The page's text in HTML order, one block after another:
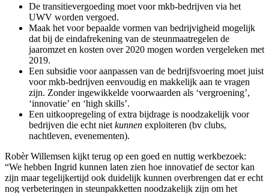
De transitievergoeding moet voor mkb-bedrijven via het
UWV worden vergoed.
Maak het voor bepaalde vormen van bedrijvigheid mogelijk
dat bij de eindafrekening van de steunmaatregelen de
jaaromzet en kosten over 2020 mogen worden vergeleken met
2019.
Een subsidie voor aanpassen van de bedrijfsvoering moet juist
voor mkb-bedrijven eenvoudig en makkelijk aan te vragen
zijn. Zonder ingewikkelde voorwaarden als ‘vergroening’,
‘innovatie’ en ‘high skills’.
Een uitkoopregeling of extra bijdrage is noodzakelijk voor
bedrijven die echt niet kunnen exploiteren (bv clubs,
nachtleven, evenementen).
Robèr Willemsen kijkt terug op een goed en nuttig werkbezoek:
“We hebben Ingrid kunnen laten zien hoe innovatief de sector kan
zijn maar tegelijkertijd ook duidelijk kunnen overbrengen dat er echt
nog verbeteringen in steunpakketten noodzakelijk zijn om het